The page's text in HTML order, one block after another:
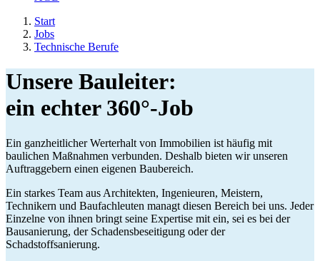
Start
Jobs
Technische Berufe
Unsere Bauleiter:
ein echter 360°-Job
Ein ganzheitlicher Werterhalt von Immobilien ist häufig mit
baulichen Maßnahmen verbunden. Deshalb bieten wir unseren
Auftraggebern einen eigenen Baubereich.
Ein starkes Team aus Architekten, Ingenieuren, Meistern,
Technikern und Baufachleuten managt diesen Bereich bei uns. Jeder
Einzelne von ihnen bringt seine Expertise mit ein, sei es bei der
Bausanierung, der Schadensbeseitigung oder der
Schadstoffsanierung.